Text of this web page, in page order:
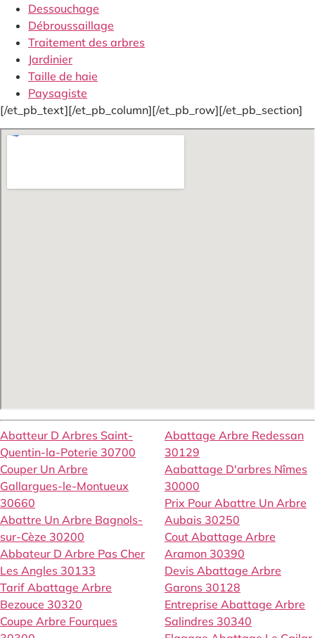
Dessouchage
Débroussaillage
Traitement des arbres
Jardinier
Taille de haie
Paysagiste
[/et_pb_text][/et_pb_column][/et_pb_row][/et_pb_section]
Abatteur D Arbres Saint-
Quentin-la-Poterie 30700
Couper Un Arbre
Gallargues-le-Montueux
30660
Abattre Un Arbre Bagnols-
sur-Cèze 30200
Abbateur D Arbre Pas Cher
Les Angles 30133
Tarif Abattage Arbre
Bezouce 30320
Coupe Arbre Fourques
Abattage Arbre Redessan
30129
Aabattage D'arbres Nîmes
30000
Prix Pour Abattre Un Arbre
Aubais 30250
Cout Abattage Arbre
Aramon 30390
Devis Abattage Arbre
Garons 30128
Entreprise Abattage Arbre
Salindres 30340